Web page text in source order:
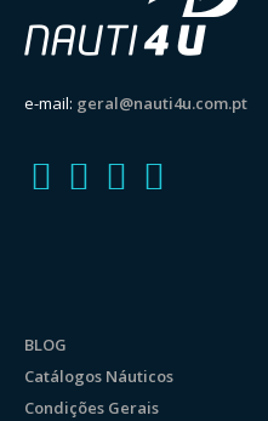
e-mail: geral@nauti4u.com.pt
BLOG
Catálogos Náuticos
Condições Gerais